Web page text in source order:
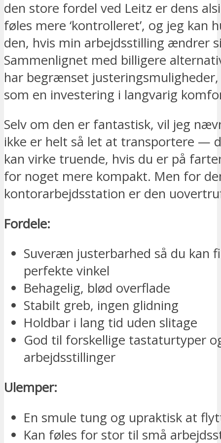
den store fordel ved Leitz er dens
føles mere ‘kontrolleret’, og jeg kan
den, hvis min arbejdsstilling ændrer
Sammenlignet med billigere
har begrænset
som en investering i langvarig
Selv om den er fantastisk, vil jeg
ikke er helt så let at transportere —
kan virke truende, hvis du er på
for noget mere kompakt. Men for
kontorarbejdsstation er den
Fordele:
Suveræn justerbarhed så du kan
perfekte vinkel
Behagelig, blød overflade
Stabilt greb, ingen glidning
Holdbar i lang tid uden slitage
God til forskellige tastaturtyper
arbejdsstillinger
Ulemper:
En smule tung og upraktisk at
Kan føles for stor til små